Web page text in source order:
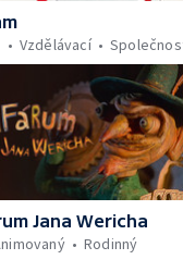
Vzdělávací
Jana Wericha
Rodinný